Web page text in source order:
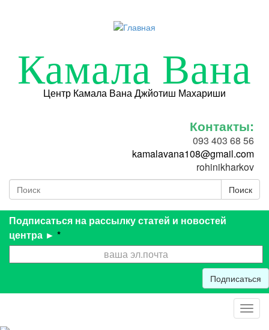
Камала Вана
Центр Камала Вана Джйотиш Махариши
Контакты:
093 403 68 56
kamalavana108@gmail.com
rohinikharkov
Форма поиска
Поиск
Поиск
Подписаться на рассылку статей и новостей
центра ► *
Подписаться